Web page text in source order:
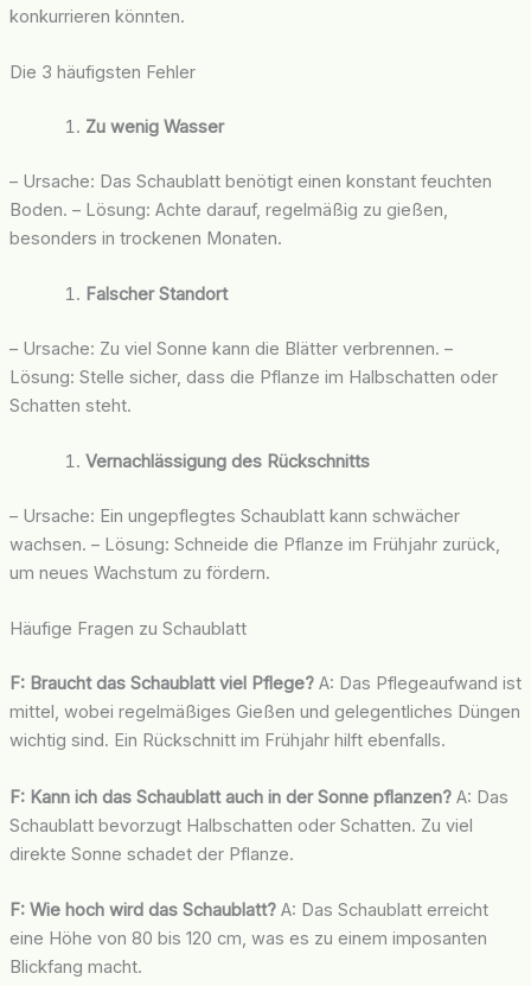
konkurrieren könnten.
Die 3 häufigsten Fehler
Zu wenig Wasser
– Ursache: Das Schaublatt benötigt einen konstant feuchten
Boden. – Lösung: Achte darauf, regelmäßig zu gießen,
besonders in trockenen Monaten.
Falscher Standort
– Ursache: Zu viel Sonne kann die Blätter verbrennen. –
Lösung: Stelle sicher, dass die Pflanze im Halbschatten oder
Schatten steht.
Vernachlässigung des Rückschnitts
– Ursache: Ein ungepflegtes Schaublatt kann schwächer
wachsen. – Lösung: Schneide die Pflanze im Frühjahr zurück,
um neues Wachstum zu fördern.
Häufige Fragen zu Schaublatt
F: Braucht das Schaublatt viel Pflege?A: Das Pflegeaufwand ist
mittel, wobei regelmäßiges Gießen und gelegentliches Düngen
wichtig sind. Ein Rückschnitt im Frühjahr hilft ebenfalls.
F: Kann ich das Schaublatt auch in der Sonne pflanzen?A: Das
Schaublatt bevorzugt Halbschatten oder Schatten. Zu viel
direkte Sonne schadet der Pflanze.
F: Wie hoch wird das Schaublatt?A: Das Schaublatt erreicht
eine Höhe von 80 bis 120 cm, was es zu einem imposanten
Blickfang macht.